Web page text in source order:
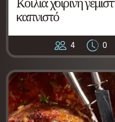
καπνιστό
4 0